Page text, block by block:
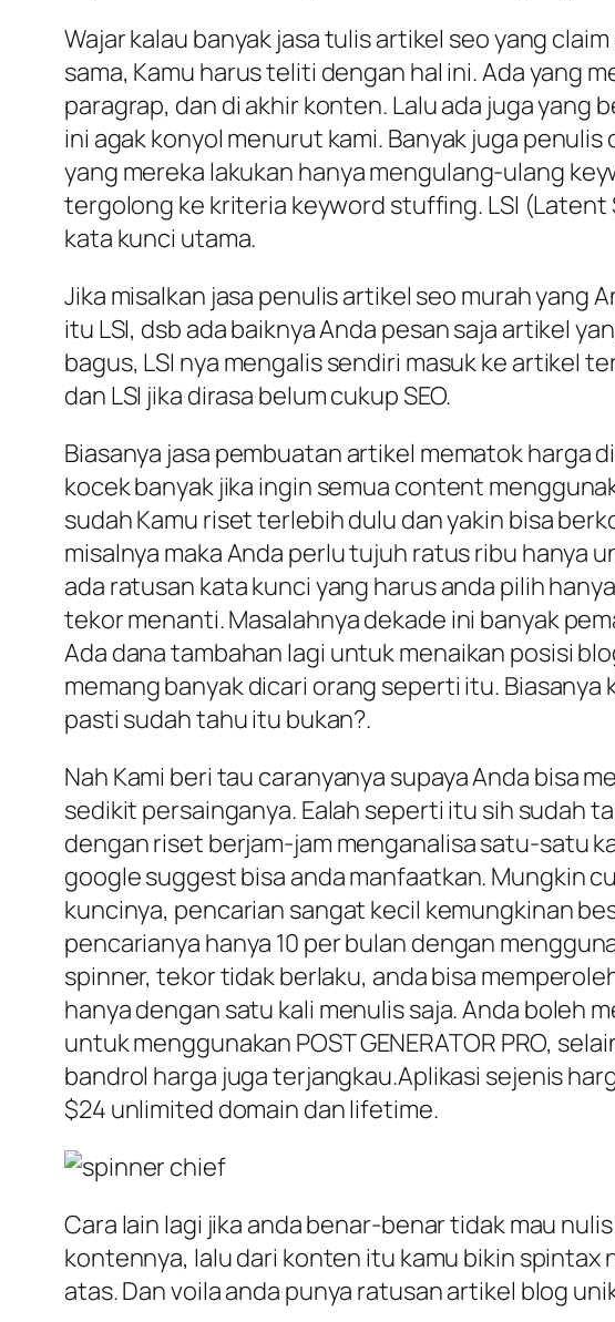
Wajar kalau banyak jasa tulis artikel seo yang
sama, Kamu harus teliti dengan hal ini. Ada yang
paragrap, dan di akhir konten. Lalu ada juga
ini agak konyol menurut kami. Banyak juga
yang mereka lakukan hanya mengulang-ulang
tergolong ke kriteria keyword stuffing. LSI
kata kunci utama.
Jika misalkan jasa penulis artikel seo murah
itu LSI, dsb ada baiknya Anda pesan saja artikel
bagus, LSI nya mengalis sendiri masuk ke artikel
dan LSI jika dirasa belum cukup SEO.
Biasanya jasa pembuatan artikel mematok harga
kocek banyak jika ingin semua content
sudah Kamu riset terlebih dulu dan yakin bisa
misalnya maka Anda perlu tujuh ratus ribu
ada ratusan kata kunci yang harus anda pilih
tekor menanti. Masalahnya dekade ini banyak
Ada dana tambahan lagi untuk menaikan posisi
memang banyak dicari orang seperti itu.
pasti sudah tahu itu bukan?.
Nah Kami beri tau caranyanya supaya Anda bisa
sedikit persainganya. Ealah seperti itu sih sudah
dengan riset berjam-jam menganalisa satu-satu
google suggest bisa anda manfaatkan. Mungkin
kuncinya, pencarian sangat kecil kemungkinan
pencarianya hanya 10 per bulan dengan
spinner, tekor tidak berlaku, anda bisa
hanya dengan satu kali menulis saja. Anda boleh
untuk menggunakan POST GENERATOR PRO,
bandrol harga juga terjangkau.Aplikasi sejenis
$24 unlimited domain dan lifetime.
Cara lain lagi jika anda benar-benar tidak mau
kontennya, lalu dari konten itu kamu bikin spintax
atas. Dan voila anda punya ratusan artikel blog